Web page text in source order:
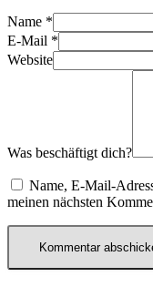
Name *
E-Mail *
Website
Was beschäftigt dich?
Name, E-Mail-
meinen nächsten